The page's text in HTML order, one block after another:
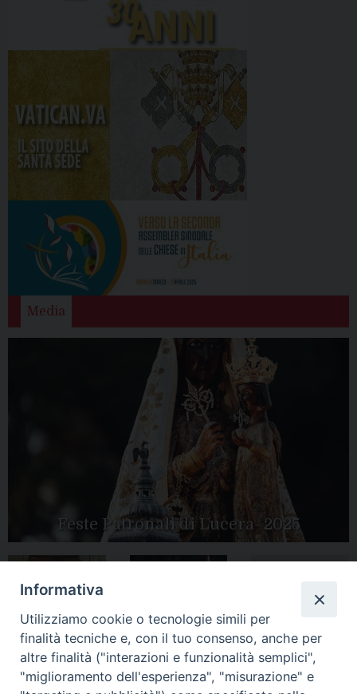
Media
Feste Patronali di Lucera- 2025
Apertura Anno
Mariae in Diocesi
Tutte le gallery
Informativa
Utilizziamo cookie o tecnologie simili per
finalità tecniche e, con il tuo consenso, anche per
altre finalità ("interazioni e funzionalità semplici",
"miglioramento dell'esperienza", "misurazione" e